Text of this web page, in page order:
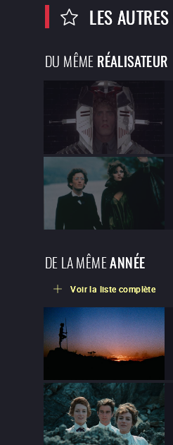
LES AUTRES
DU MÊMERÉALISATEUR
DE LA MÊMEANNÉE
Voir la liste complète